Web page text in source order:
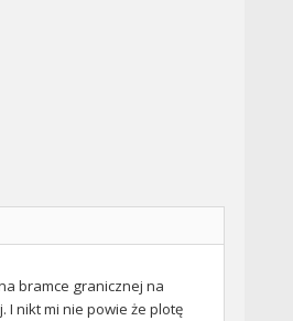
bramce granicznej na
I nikt mi nie powie że plotę